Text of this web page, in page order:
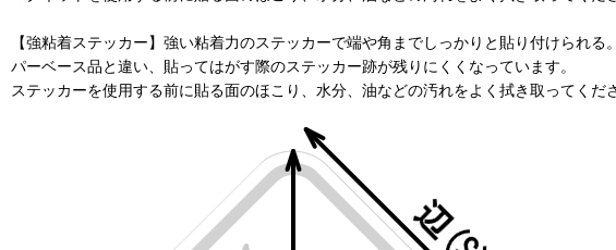
【強粘着ステッカー】強い粘着力のステッカーで端や角までしっかりと貼り付けられ
パーベース品と違い、貼ってはがす際のステッカー跡が残りにくくなっています。
ステッカーを使用する前に貼る面のほこり、水分、油などの汚れをよく拭き取ってく